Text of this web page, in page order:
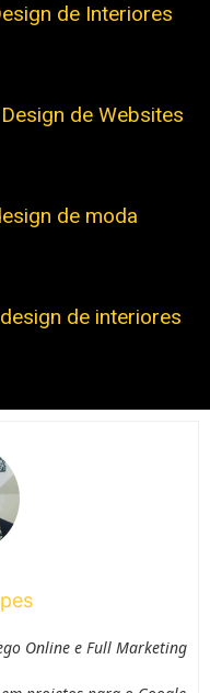
de Interiores
de Websites
de moda
de interiores
Online e Full Marketing